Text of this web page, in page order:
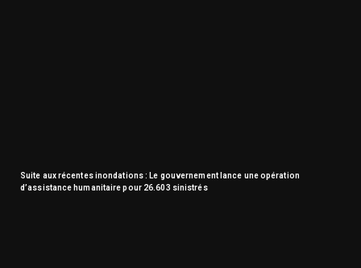
Suite aux récentes inondations : Le gouvernement lance une opération
d’assistance humanitaire pour 26.603 sinistrés